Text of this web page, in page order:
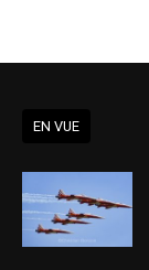
EN VUE